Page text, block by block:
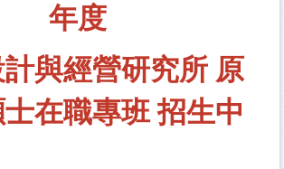
年度
與經營研究所 原
士在職專班招生中